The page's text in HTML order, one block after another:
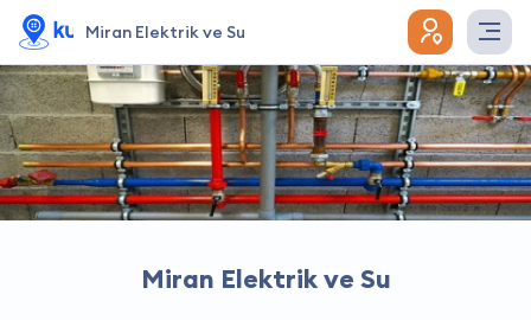
Miran Elektrik ve Su
Miran Elektrik ve Su